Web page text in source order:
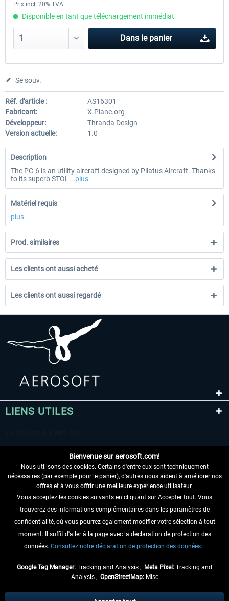
Prix incl. 20% TVA
Disponible en tant que téléchargement immédiat
Dans le panier
Se souv.
Réf. d'article :
AS16301
Fabricant:
X-Plane.org
Développeur:
Thranda Design
Version actuelle:
1.0
Description
The PC-6 is an utility aircraft designed by Pilatus Aircraft. Thanks
to its superb STOL...plus
Matériel requis
plus
Prod. similaires
Les clients ont aussi acheté
Les clients ont aussi regardé
LIENS UTILES
RENONCER AU CONTRAT ICI
INFORMATIONS
NE MANQUEZ PAS LES DERNIÈRES
Bienvenue sur aerosoft.com!
Nous utilisons des cookies. Certains d'entre eux sont techniquement
nécessaires (par exemple pour le panier), d'autres nous aident à améliorer nos
offres et à vous offrir une meilleure expérience utilisateur.
Vous acceptez les cookies suivants en cliquant sur Accepter tout. Vous
trouverez des informations complémentaires dans les paramètres de
confidentialité, où vous pourrez également modifier votre sélection à tout
moment. Il suffit d'aller à la page avec la déclaration de protection des
données. Consultez notre déclaration de protection des données.
Google Tag Manager: Tracking and Analysis , Meta Pixel: Tracking and
Analysis , OpenStreetMap:Misc